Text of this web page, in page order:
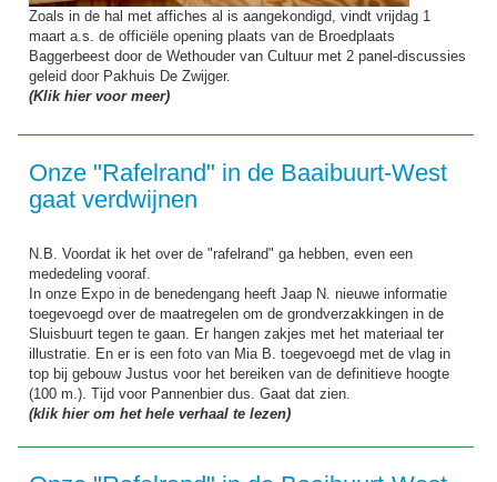
Zoals in de hal met affiches al is aangekondigd, vindt vrijdag 1
maart a.s. de officiële opening plaats van de Broedplaats
Baggerbeest door de Wethouder van Cultuur met 2 panel-discussies
geleid door Pakhuis De Zwijger.
(Klik hier voor meer)
Onze "Rafelrand" in de Baaibuurt-West
gaat verdwijnen
N.B. Voordat ik het over de "rafelrand" ga hebben, even een
mededeling vooraf.
In onze Expo in de benedengang heeft Jaap N. nieuwe informatie
toegevoegd over de maatregelen om de grondverzakkingen in de
Sluisbuurt tegen te gaan. Er hangen zakjes met het materiaal ter
illustratie. En er is een foto van Mia B. toegevoegd met de vlag in
top bij gebouw Justus voor het bereiken van de definitieve hoogte
(100 m.). Tijd voor Pannenbier dus. Gaat dat zien.
(klik hier om het hele verhaal te lezen)